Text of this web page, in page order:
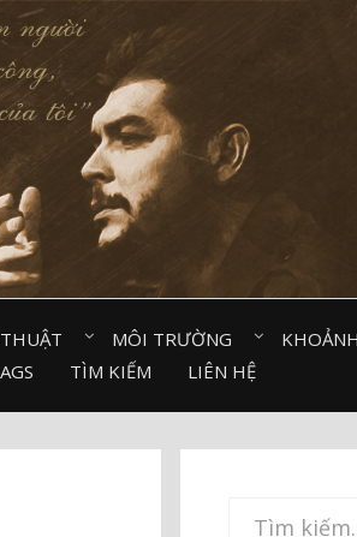
MÔI TRƯỜNG⠀
TÌM KIẾM LIÊN HỆ
Tìm